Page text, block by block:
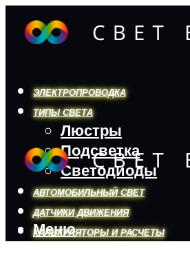
ЭЛЕКТРОПРОВОДКА
ТИПЫ СВЕТА
Люстры
Подсветка
Светодиоды
АВТОМОБИЛЬНЫЙ СВЕТ
ДАТЧИКИ ДВИЖЕНИЯ
КАЛЬКУЛЯТОРЫ И РАСЧЕТЫ
Меню